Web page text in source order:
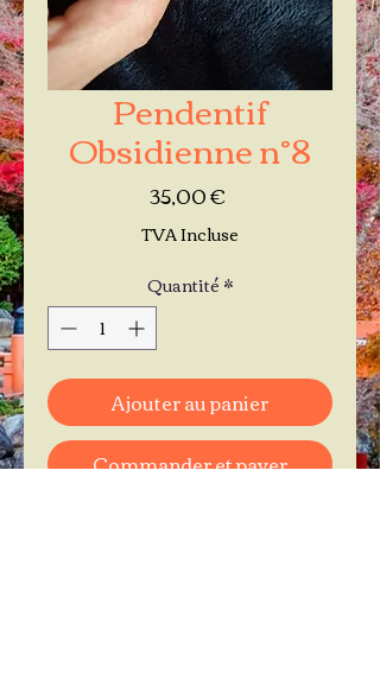
Pendentif
Obsidienne n°8
35,00 €Prix
TVA Incluse
Quantité*
Ajouter au panier
Commander et payer